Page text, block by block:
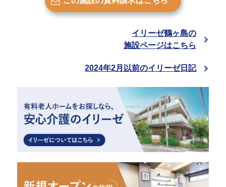
イリーゼ鶴ヶ島の
施設ページはこちら
2024年2月以前のイリーゼ日記